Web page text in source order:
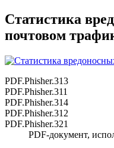
Статистика
почтовом
PDF.Phisher.313
PDF.Phisher.311
PDF.Phisher.314
PDF.Phisher.312
PDF.Phisher.321
PDF-документ,